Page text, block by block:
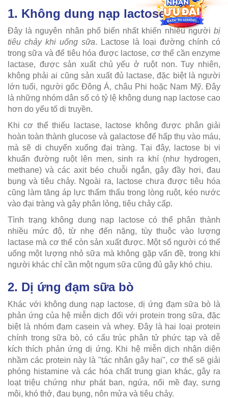
1. Không dung nạp lactose
Đây là nguyên nhân phổ biến nhất khiến nhiều người bị
tiêu chảy khi uống sữa. Lactose là loại đường chính có
trong sữa và để tiêu hóa được lactose, cơ thể cần enzyme
lactase, được sản xuất chủ yếu ở ruột non. Tuy nhiên,
không phải ai cũng sản xuất đủ lactase, đặc biệt là người
lớn tuổi, người gốc Đông Á, châu Phi hoặc Nam Mỹ. Đây
là những nhóm dân số có tỷ lệ không dung nạp lactose cao
hơn do yếu tố di truyền.
Khi cơ thể thiếu lactase, lactose không được phân giải
hoàn toàn thành glucose và galactose để hấp thụ vào máu,
mà sẽ di chuyển xuống đại tràng. Tại đây, lactose bị vi
khuẩn đường ruột lên men, sinh ra khí (như hydrogen,
methane) và các axit béo chuỗi ngắn, gây đầy hơi, đau
bụng và tiêu chảy. Ngoài ra, lactose chưa được tiêu hóa
cũng làm tăng áp lực thẩm thấu trong lòng ruột, kéo nước
vào đại tràng và gây phân lỏng, tiêu chảy cấp.
Tình trạng không dung nạp lactose có thể phân thành
nhiều mức độ, từ nhẹ đến nặng, tùy thuộc vào lượng
lactase mà cơ thể còn sản xuất được. Một số người có thể
uống một lượng nhỏ sữa mà không gặp vấn đề, trong khi
người khác chỉ cần một ngụm sữa cũng đủ gây khó chịu.
2. Dị ứng đạm sữa bò
Khác với không dung nạp lactose, dị ứng đạm sữa bò là
phản ứng của hệ miễn dịch đối với protein trong sữa, đặc
biệt là nhóm đạm casein và whey. Đây là hai loại protein
chính trong sữa bò, có cấu trúc phân tử phức tạp và dễ
kích thích phản ứng dị ứng. Khi hệ miễn dịch nhận diện
nhầm các protein này là "tác nhân gây hại", cơ thể sẽ giải
phóng histamine và các hóa chất trung gian khác, gây ra
loạt triệu chứng như phát ban, ngứa, nổi mề đay, sưng
môi, khó thở, đau bụng, nôn mửa và tiêu chảy.